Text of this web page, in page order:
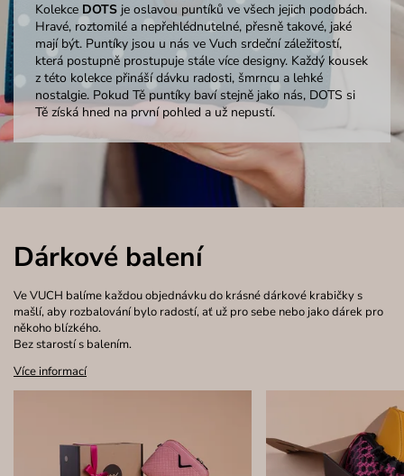
Kolekce DOTS je oslavou puntíků ve všech jejich podobách.
Hravé, roztomilé a nepřehlédnutelné, přesně takové, jaké
mají být. Puntíky jsou u nás ve Vuch srdeční záležitostí,
která postupně prostupuje stále více designy. Každý kousek
z této kolekce přináší dávku radosti, šmrncu a lehké
nostalgie. Pokud Tě puntíky baví stejně jako nás, DOTS si
Tě získá hned na první pohled a už nepustí.
Dárkové balení
Ve VUCH balíme každou objednávku do krásné dárkové krabičky s
mašlí, aby rozbalování bylo radostí, ať už pro sebe nebo jako dárek pro
někoho blízkého.
Bez starostí s balením.
Více informací